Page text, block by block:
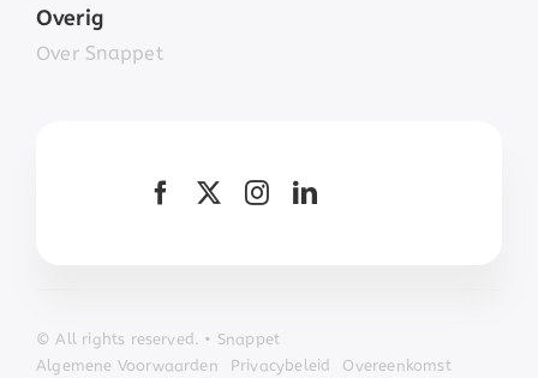
Overig
Over Snappet
© All rights reserved. • Snappet
Algemene Voorwaarden
Privacybeleid Overeenkomst